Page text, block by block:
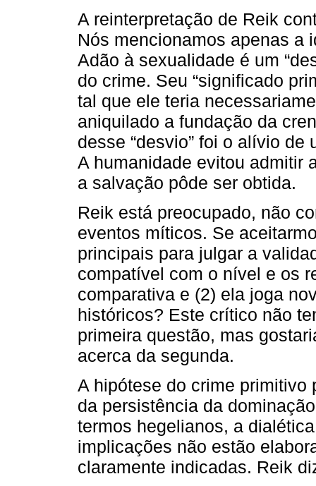
A reinterpretação de Reik
Nós mencionamos apenas a
Adão à sexualidade é um
do crime. Seu “significado
tal que ele teria
aniquilado a fundação da
desse “desvio” foi o alívio
A humanidade evitou admitir
a salvação pôde ser obtida.
Reik está preocupado, não
eventos míticos. Se
principais para julgar a
compatível com o nível e os
comparativa e (2) ela joga
históricos? Este crítico não
primeira questão, mas
acerca da segunda.
A hipótese do crime primitivo
da persistência da
termos hegelianos, a
implicações não estão
claramente indicadas. Reik